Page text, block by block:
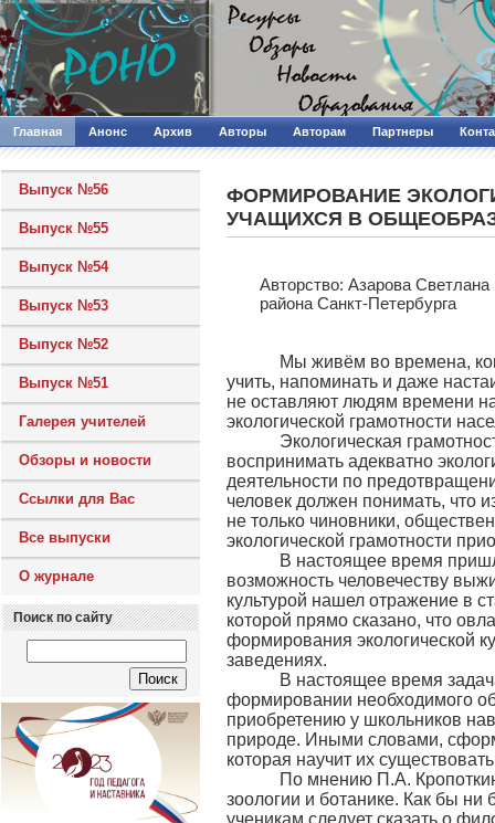
Главная Анонс Архив Авторы Авторам Партнеры
Выпуск №56
Выпуск №55
Выпуск №54
Выпуск №53
Выпуск №52
Выпуск №51
Галерея учителей
Обзоры и новости
Ссылки для Вас
Все выпуски
О журнале
Поиск по сайту
ФОРМИРОВАНИЕ
УЧАЩИХСЯ В
Авторcтво: Азарова
района Санкт-Петербурга
Мы живём во времена,
учить, напоминать и даже
не оставляют людям времени
экологической грамотности
Экологическая
воспринимать адекватно
деятельности по
человек должен понимать, что
не только чиновники,
экологической грамотности
В настоящее время пришло
возможность человечеству
культурой нашел отражение в
которой прямо сказано, что
формирования экологической
заведениях.
В настоящее время задача
формировании необходимого
приобретению у школьников
природе. Иными словами,
которая научит их
По мнению П.А.
зоологии и ботанике. Как бы
ученикам следует сказать о